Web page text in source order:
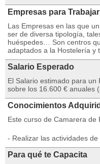
Empresas para Trabajar
Las Empresas en las que
ser de diversa tipología,
huéspedes… Son centros
adaptados a la Hostelería y
Salario Esperado
El Salario estimado para
sobre los 16.600 € anuales
Conocimientos
Este curso de Camarera de
- Realizar las actividades
Para qué te Capacita